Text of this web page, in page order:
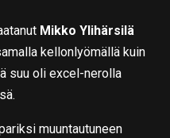
Mikko Ylihärsilä
kellonlyömällä kuin
suu oli excel-nerolla
muuntautuneen